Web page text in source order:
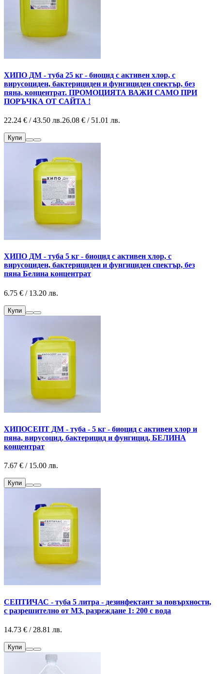
ХИПО ДМ - туба 25 кг - биоцид с активен хлор, с
вирусоциден, бактерициден и фунгициден спектър, без
пяна, концентрат. ПРОМОЦИЯТА ВАЖИ САМО ПРИ
ПОРЪЧКА ОТ САЙТА !
22.24 € / 43.50 лв.26.08 € / 51.01 лв.
Купи
ХИПО ДМ - туба 5 кг - биоцид с активен хлор, с
вирусоциден, бактерициден и фунгициден спектър, без
пяна Белина концентрат
6.75 € / 13.20 лв.
Купи
ХИПОСЕПТ ДМ - туба - 5 кг - биоцид с активен хлор и
пяна, вирусоцид, бактерицид и фунгицид, БЕЛИНА
концентрат
7.67 € / 15.00 лв.
Купи
СЕПТИЧАС - туба 5 литра - дезинфектант за повърхности,
с разрешително от МЗ, разреждане 1: 200 с вода
14.73 € / 28.81 лв.
Купи